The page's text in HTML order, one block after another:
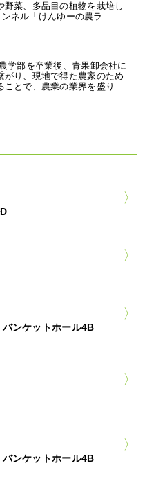
野菜、多品目の植物を栽培し
ネル「けんゆーの農ラ…
学部を卒業後、青果卸会社に
がり、現地で得た農家のため
ことで、農業の業界を盛り…
ンケットホール4B
ンケットホール4B